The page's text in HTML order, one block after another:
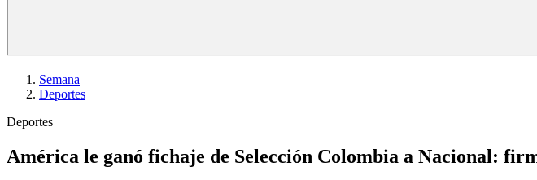
Semana|
Deportes
Deportes
América le ganó fichaje de Selección Colombia a Nacional: